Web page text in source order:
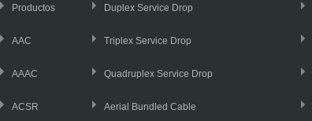
Productos
AAC
AAAC
ACSR
Duplex Service Drop
Triplex Service Drop
Quadruplex Service Drop
Aerial Bundled Cable